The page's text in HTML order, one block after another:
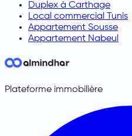
Duplex à Carthage
Local commercial Tunis
Appartement Sousse
Appartement Nabeul
Plateforme immobilière